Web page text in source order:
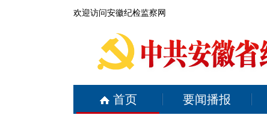
欢迎访问安徽纪检监察网
首页 要闻播报